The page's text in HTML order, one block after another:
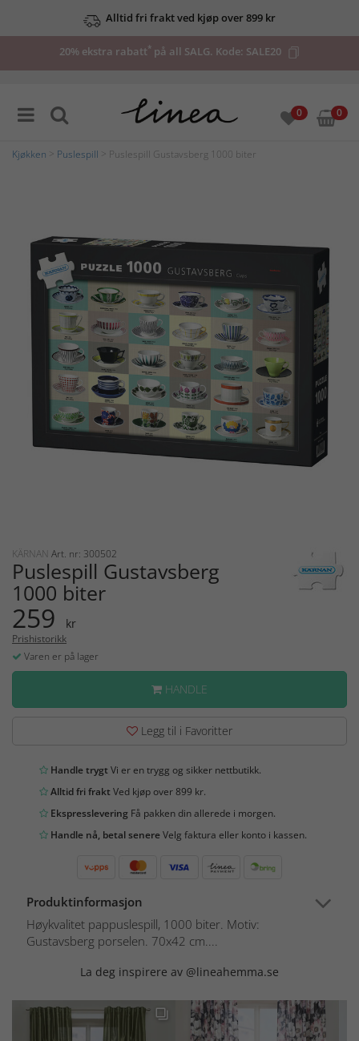
Alltid fri frakt ved kjøp over 899 kr
20% ekstra rabatt* på all SALG. Kode: SALE20
0 0
Kjøkken Puslespill > Puslespill Gustavsberg 1000 biter
KÄRNAN Art. nr: 300502
Puslespill Gustavsberg
1000 biter
259 kr
Prishistorikk
Varen er på lager
HANDLE
Legg til i Favoritter
Handle trygtVi er en trygg og sikker nettbutikk.
Alltid fri fraktVed kjøp over 899 kr.
Ekspresslevering Få pakken din allerede i morgen.
Handle nå, betal senereVelg faktura eller konto i kassen.
Produktinformasjon
Høykvalitet pappuslespill, 1000 biter. Motiv:
Gustavsberg porselen. 70x42 cm....
La deg inspirere av @lineahemma.se